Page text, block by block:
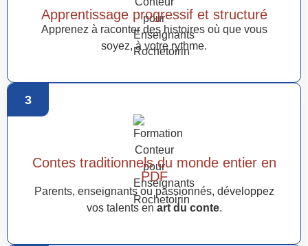
Apprentissage progressif et structuré
Apprenez à raconter des histoires où que vous
soyez, à votre rythme.
3
Contes traditionnels du monde entier en
PDF
Parents, enseignants ou passionnés, développez
vos talents en art du conte.